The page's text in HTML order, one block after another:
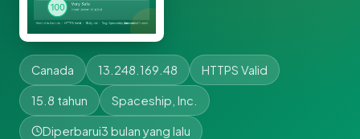
Canada 13.248.169.48 HTTPS Valid
15.8 tahun Spaceship, Inc.
Diperbarui3 bulan yang lalu